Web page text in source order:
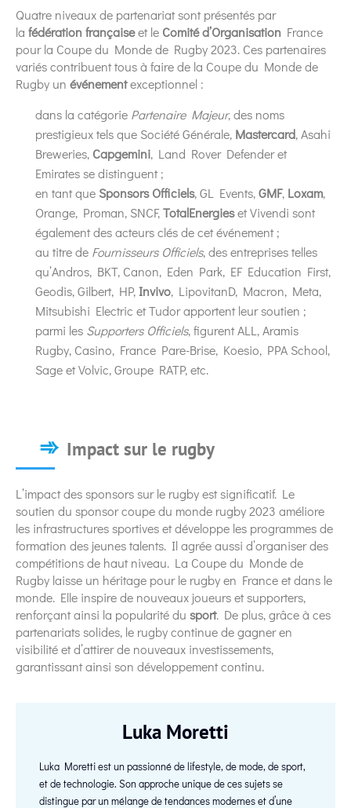
Quatre niveaux de partenariat sont présentés par
la fédération françaiseet le Comité d’Organisation France
pour la Coupe du Monde de Rugby 2023. Ces partenaires
variés contribuent tous à faire de la Coupe du Monde de
Rugby un événementexceptionnel :
dans la catégorie Partenaire Majeur, des noms
prestigieux tels que Société Générale, Mastercard, Asahi
Breweries, Capgemini, Land Rover Defender et
Emirates se distinguent ;
en tant queSponsors Officiels, GL Events,GMF, Loxam,
Orange, Proman, SNCF,TotalEnergieset Vivendi sont
également des acteurs clés de cet événement ;
au titre de Fournisseurs Officiels, des entreprises telles
qu’Andros, BKT, Canon, Eden Park, EF Education First,
Geodis, Gilbert, HP, Invivo, LipovitanD, Macron, Meta,
Mitsubishi Electric et Tudor apportent leur soutien ;
parmi les Supporters Officiels, figurent ALL, Aramis
Rugby, Casino, France Pare-Brise, Koesio, PPA School,
Sage et Volvic, Groupe RATP, etc.
Impact sur le rugby
L’impact des sponsors sur le rugby est significatif. Le
soutien du sponsor coupe du monde rugby 2023 améliore
les infrastructures sportives et développe les programmes de
formation des jeunes talents. Il agrée aussi d’organiser des
compétitions de haut niveau. La Coupe du Monde de
Rugby laisse un héritage pour le rugby en France et dans le
monde. Elle inspire de nouveaux joueurs et supporters,
renforçant ainsi la popularité du sport. De plus, grâce à ces
partenariats solides, le rugby continue de gagner en
visibilité et d’attirer de nouveaux investissements,
garantissant ainsi son développement continu.
Luka Moretti
Luka Moretti est un passionné de lifestyle, de mode, de sport,
et de technologie. Son approche unique de ces sujets se
distingue par un mélange de tendances modernes et d’une